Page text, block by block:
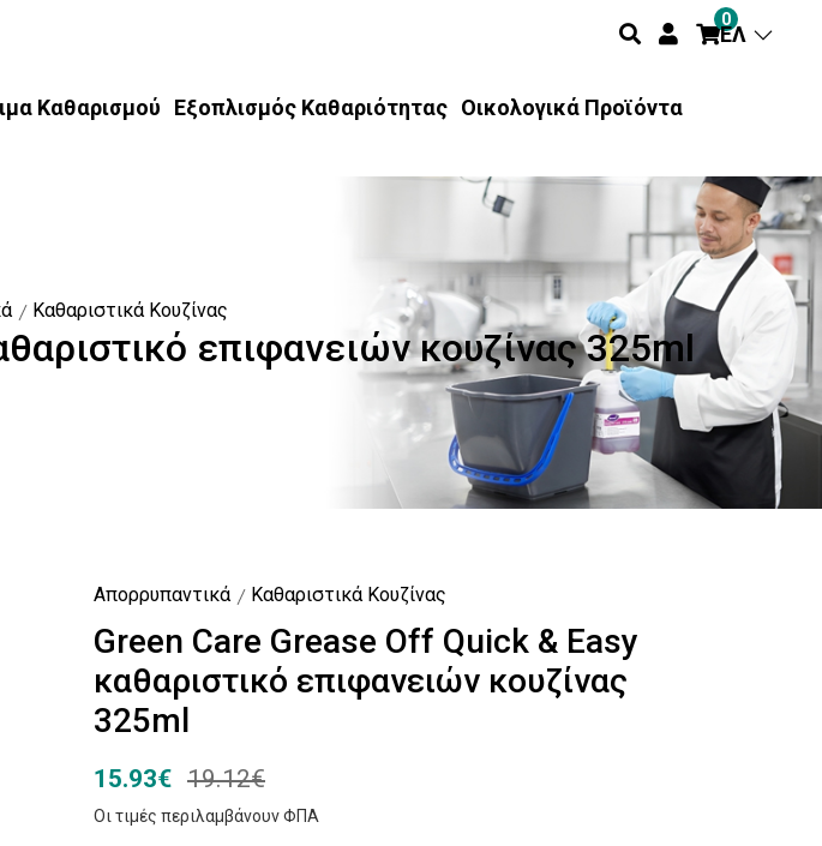
0
ΕΛ
Καθαρισμού Εξοπλισμός Καθαριότητας Οικολογικά Προϊόντα
Καθαριστικά Κουζίνας
επιφανειών κουζίνας 325ml
Απορρυπαντικά Καθαριστικά Κουζίνας
Green Care Grease Off Quick & Easy
καθαριστικό επιφανειών κουζίνας
325ml
15.93€ 19.12€
Οι τιμές περιλαμβάνουν ΦΠΑ